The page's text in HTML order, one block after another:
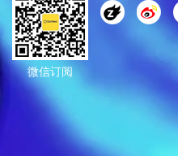
微信订阅